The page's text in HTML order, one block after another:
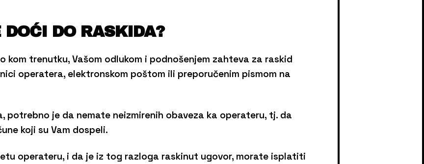
DO RASKIDA?
kom trenutku, Vašom odlukom i podnošenjem zahteva za raskid
operatera, elektronskom poštom ili preporučenim pismom na
potrebno je da nemate neizmirenih obaveza ka operateru, tj. da
koji su Vam dospeli.
operateru, i da je iz tog razloga raskinut ugovor, morate isplatiti